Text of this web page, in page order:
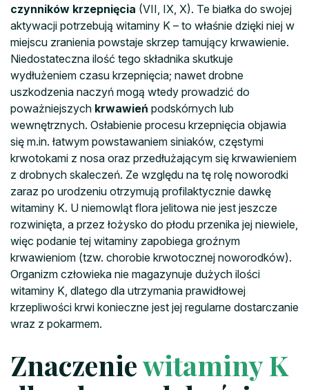
czynników krzepnięcia (VII, IX, X). Te białka do swojej
aktywacji potrzebują witaminy K – to właśnie dzięki niej w
miejscu zranienia powstaje skrzep tamujący krwawienie.
Niedostateczna ilość tego składnika skutkuje
wydłużeniem czasu krzepnięcia; nawet drobne
uszkodzenia naczyń mogą wtedy prowadzić do
poważniejszych krwawień podskórnych lub
wewnętrznych. Osłabienie procesu krzepnięcia objawia
się m.in. łatwym powstawaniem siniaków, częstymi
krwotokami z nosa oraz przedłużającym się krwawieniem
z drobnych skaleczeń. Ze względu na tę rolę noworodki
zaraz po urodzeniu otrzymują profilaktycznie dawkę
witaminy K. U niemowląt flora jelitowa nie jest jeszcze
rozwinięta, a przez łożysko do płodu przenika jej niewiele,
więc podanie tej witaminy zapobiega groźnym
krwawieniom (tzw. chorobie krwotocznej noworodków).
Organizm człowieka nie magazynuje dużych ilości
witaminy K, dlatego dla utrzymania prawidłowej
krzepliwości krwi konieczne jest jej regularne dostarczanie
wraz z pokarmem.
Znaczeniewitaminy K